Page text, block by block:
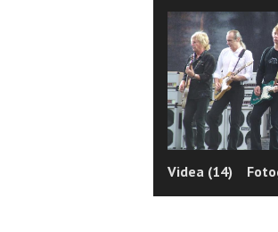
Videa (14)